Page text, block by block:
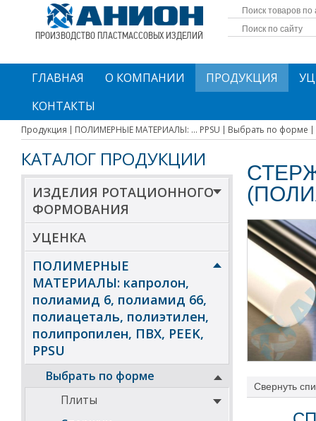
ПРОИЗВОДСТВО ПЛАСТМАССОВЫХ ИЗДЕЛИЙ
ГЛАВНАЯ О КОМПАНИИ ПРОДУКЦИЯ
КОНТАКТЫ
Продукция ПОЛИМЕРНЫЕ МАТЕРИАЛЫ: ... PPSU Выбрать по форме
КАТАЛОГ ПРОДУКЦИИ
ИЗДЕЛИЯ РОТАЦИОННОГО
ФОРМОВАНИЯ
УЦЕНКА
ПОЛИМЕРНЫЕ
МАТЕРИАЛЫ: капролон,
полиамид 6, полиамид 66,
полиацеталь, полиэтилен,
полипропилен, ПВХ, PEEK,
PPSU
Выбрать по форме
Плиты
ПOM-H
Свернуть